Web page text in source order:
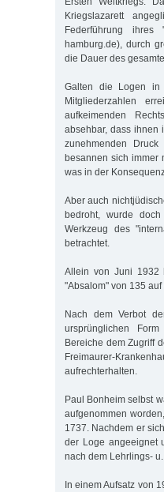
Kriegslazarett
Federführung ihres
hamburg.de), durch
die Dauer des
Galten die Logen in
Mitgliederzahlen
aufkeimenden
absehbar, dass ihnen
zunehmenden
besannen sich immer
was in der
Aber auch
bedroht, wurde
Werkzeug des
betrachtet.
Allein von Juni 1932
"Absalom" von 135 auf
Nach dem Verbot
ursprünglichen
Bereiche dem Zugriff
Freimaurer-
aufrechterhalten.
Paul Bonheim selbst
aufgenommen
1737. Nachdem er
der Loge angeeignet
nach dem Lehrlings-
In einem Aufsatz von